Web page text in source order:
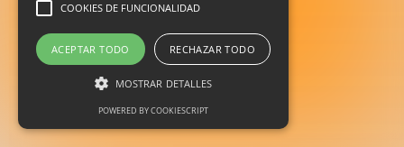
COOKIES DE FUNCIONALIDAD
ACEPTAR TODO RECHAZAR TODO
MOSTRAR DETALLES
POWERED BY COOKIESCRIPT